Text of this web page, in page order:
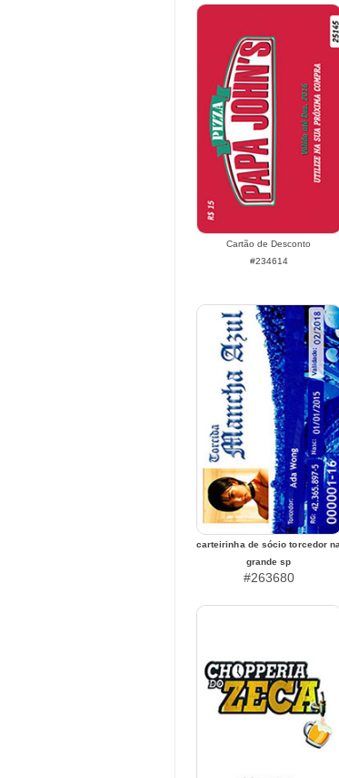
Cartão de Desconto
#234614
carteirinha de sócio torcedor na
grande sp
#263680